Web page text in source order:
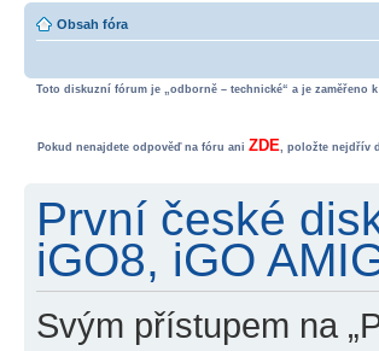
Obsah fóra
Toto diskuzní fórum je „odborně – technické“ a je zaměřeno
Pokud nenajdete odpověď na fóru ani ZDE, položte nejdřív
První české
iGO8, iGO
Svým přístupem na